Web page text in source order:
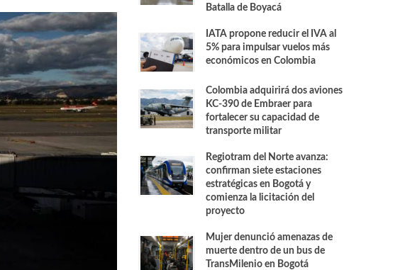
Batalla de Boyacá
IATA propone reducir el IVA al
5% para impulsar vuelos más
económicos en Colombia
Colombia adquirirá dos aviones
KC-390 de Embraer para
fortalecer su capacidad de
transporte militar
Regiotram del Norte avanza:
confirman siete estaciones
estratégicas en Bogotá y
comienza la licitación del
proyecto
Mujer denunció amenazas de
muerte dentro de un bus de
TransMilenio en Bogotá